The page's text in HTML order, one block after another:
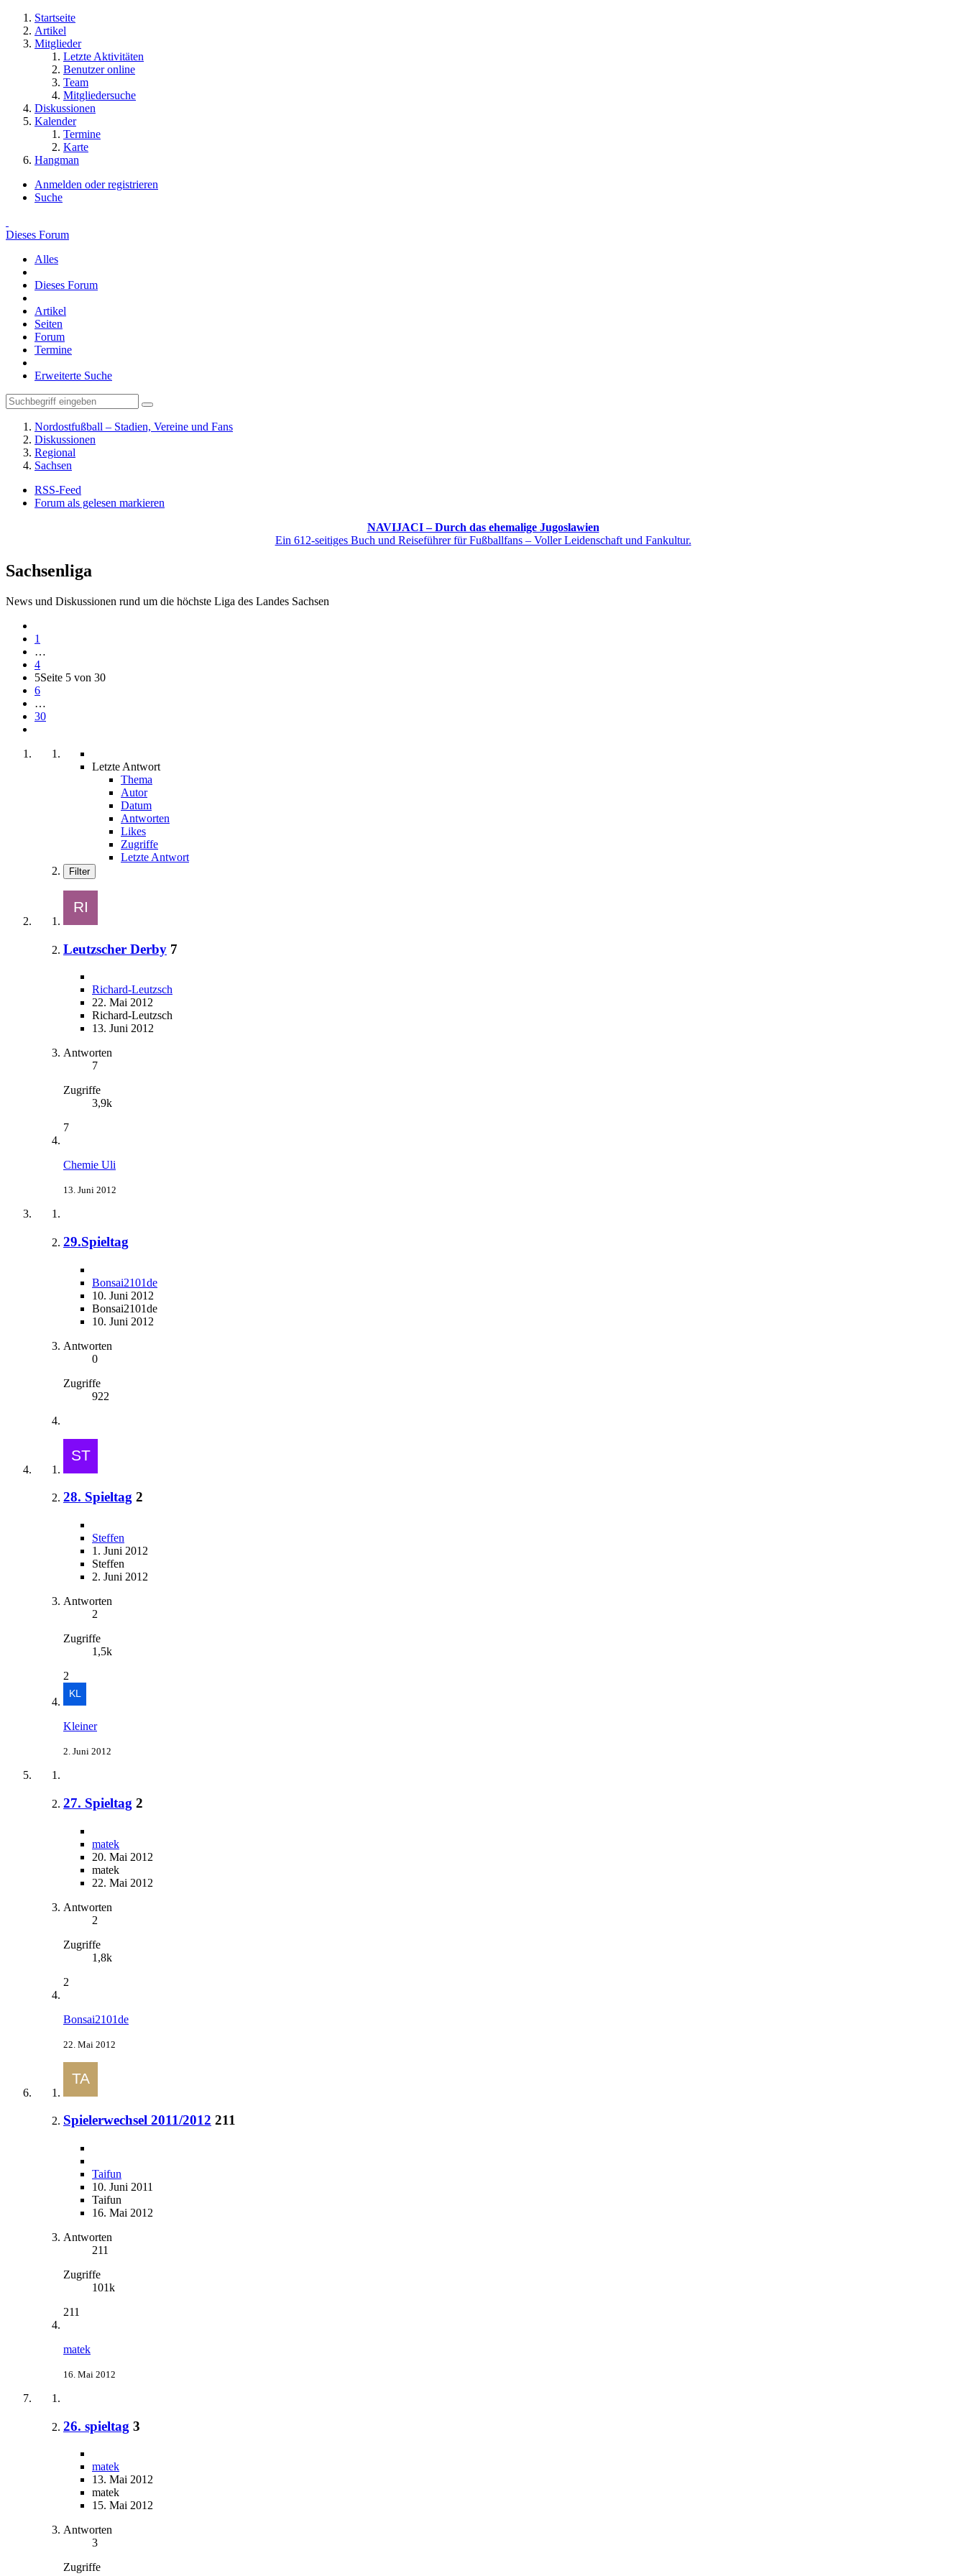
Startseite
Artikel
Mitglieder
Letzte Aktivitäten
Benutzer online
Team
Mitgliedersuche
Diskussionen
Kalender
Termine
Karte
Hangman
Anmelden oder registrieren
Suche
Dieses Forum
Alles
Dieses Forum
Artikel
Seiten
Forum
Termine
Erweiterte Suche
Nordostfußball – Stadien, Vereine und Fans
Diskussionen
Regional
Sachsen
RSS-Feed
Forum als gelesen markieren
NAVIJACI – Durch das ehemalige Jugoslawien
Ein 612-seitiges Buch und Reiseführer für Fußballfans – Voller Leidenschaft und Fankultur.
Sachsenliga
News und Diskussionen rund um die höchste Liga des Landes Sachsen
1
…
4
5Seite 5 von 30
6
…
30
Letzte Antwort
Thema
Autor
Datum
Antworten
Likes
Zugriffe
Letzte Antwort
Filter
Leutzscher Derby 7
Richard-Leutzsch
22. Mai 2012
Richard-Leutzsch
13. Juni 2012
Antworten
7
Zugriffe
3,9k
7
Chemie Uli
13. Juni 2012
29.Spieltag
Bonsai2101de
10. Juni 2012
Bonsai2101de
10. Juni 2012
Antworten
0
Zugriffe
922
28. Spieltag 2
Steffen
1. Juni 2012
Steffen
2. Juni 2012
Antworten
2
Zugriffe
1,5k
2
Kleiner
2. Juni 2012
27. Spieltag 2
matek
20. Mai 2012
matek
22. Mai 2012
Antworten
2
Zugriffe
1,8k
2
Bonsai2101de
22. Mai 2012
Spielerwechsel 2011/2012 211
Taifun
10. Juni 2011
Taifun
16. Mai 2012
Antworten
211
Zugriffe
101k
211
matek
16. Mai 2012
26. spieltag 3
matek
13. Mai 2012
matek
15. Mai 2012
Antworten
3
Zugriffe